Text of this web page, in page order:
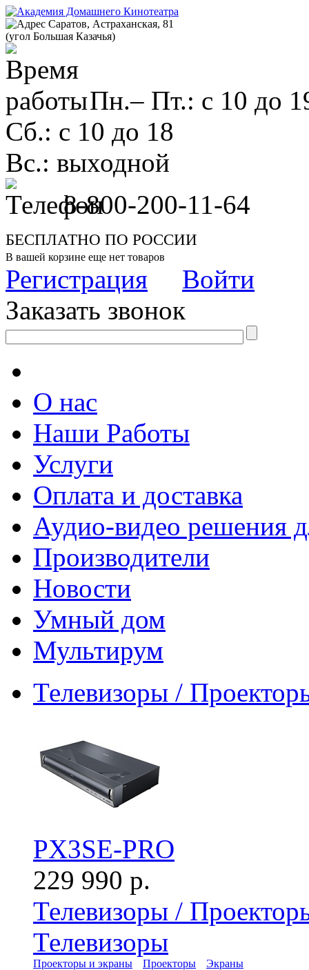
Саратов, Астраханская, 81
(угол Большая Казачья)
Пн.– Пт.: с 10 до
Сб.: с 10 до 18
Вс.: выходной
8-800-200-11-64
БЕСПЛАТНО ПО РОССИИ
В вашей корзине еще нет товаров
Регистрация
Войти
Заказать звонок
О нас
Наши Работы
Услуги
Оплата и доставка
Аудио-видео решения
Производители
Новости
Умный дом
Мультирум
Телевизоры /
PX3SE-PRO
229 990 р.
Телевизоры /
Телевизоры
Проекторы и экраны Проекторы Экраны